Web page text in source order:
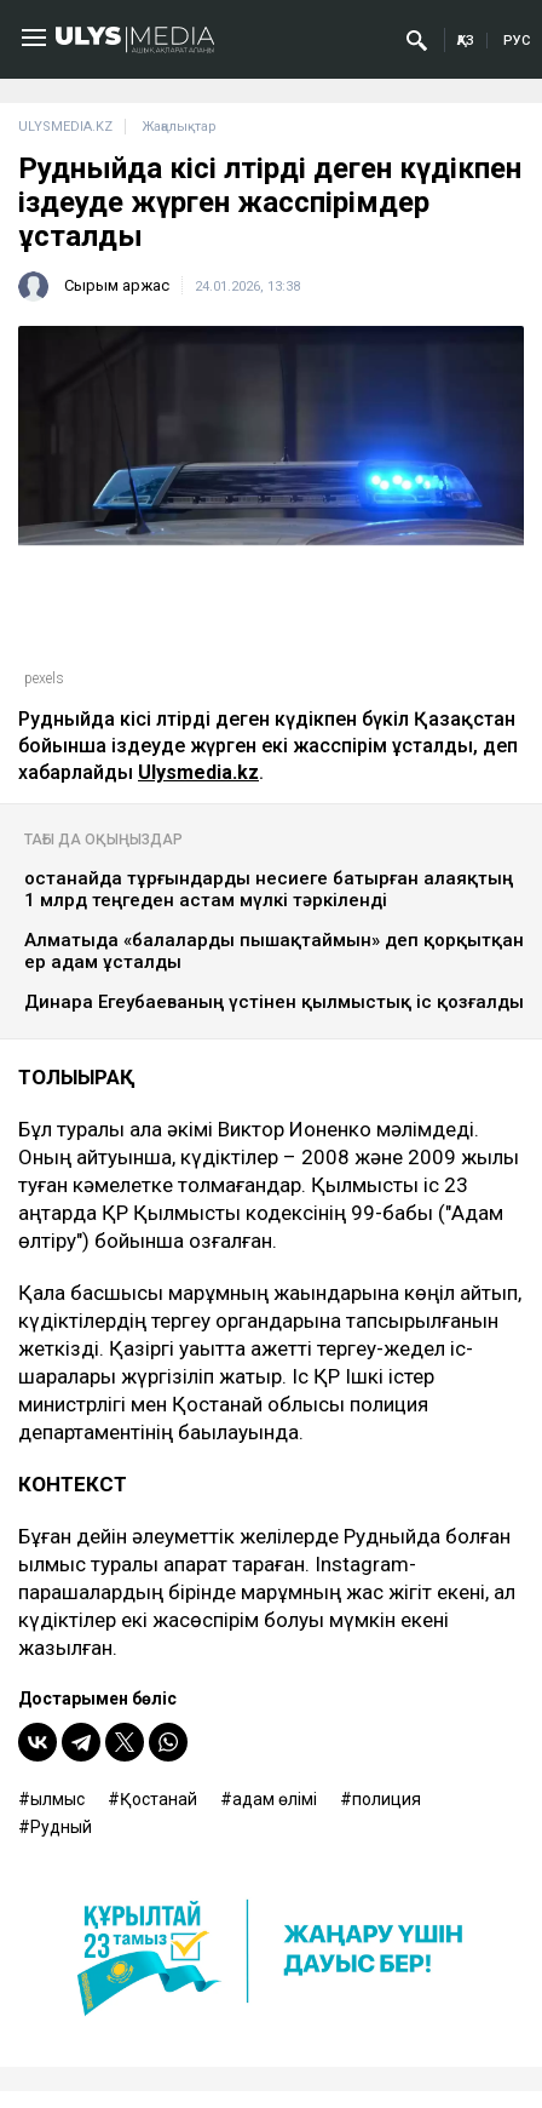
ҚАЗ РУС
ULYSMEDIA.KZ Жаңалықтар
Рудныйда кісі өлтірді деген күдікпен
іздеуде жүрген жасөспірімдер
ұсталды
Сырым Қаржас 24.01.2026, 13:38
pexels
Рудныйда кісі өлтірді деген күдікпен бүкіл Қазақстан
бойынша іздеуде жүрген екі жасөспірім ұсталды, деп
хабарлайды Ulysmedia.kz.
ТАҒЫ ДА ОҚЫҢЫЗДАР
Қостанайда тұрғындарды несиеге батырған алаяқтың
1 млрд теңгеден астам мүлкі тәркіленді
Алматыда «балаларды пышақтаймын» деп қорқытқан
ер адам ұсталды
Динара Егеубаеваның үстінен қылмыстық іс қозғалды
ТОЛЫҒЫРАҚ
Бұл туралы қала әкімі Виктор Ионенко мәлімдеді.
Оның айтуынша, күдіктілер – 2008 және 2009 жылы
туған кәмелетке толмағандар. Қылмыстық іс 23
қаңтарда ҚР Қылмыстық кодексінің 99-бабы ("Адам
өлтіру") бойынша қозғалған.
Қала басшысы марқұмның жақындарына көңіл айтып,
күдіктілердің тергеу органдарына тапсырылғанын
жеткізді. Қазіргі уақытта қажетті тергеу-жедел іс-
шаралары жүргізіліп жатыр. Іс ҚР Ішкі істер
министрлігі мен Қостанай облысы полиция
департаментінің бақылауында.
КОНТЕКСТ
Бұған дейін әлеуметтік желілерде Рудныйда болған
қылмыс туралы ақпарат тараған. Instagram-
парақшалардың бірінде марқұмның жас жігіт екені, ал
күдіктілер екі жасөспірім болуы мүмкін екені
жазылған.
Достарыңмен бөліс
қылмыс Қостанай адам өлімі
полиция
Рудный